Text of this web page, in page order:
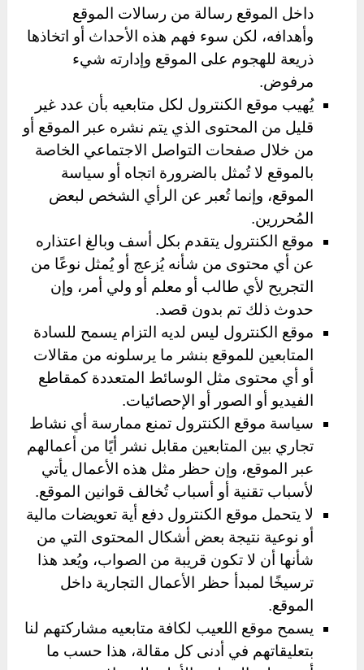
داخل الموقع رسالة من رسالات الموقع
وأهدافه، لكن سوء فهم هذه الأحداث أو اتخاذها
ذريعة للهجوم على الموقع وإدارته شيء
مرفوض.
يُهيب موقع الكنترول لكل متابعيه بأن عدد غير
قليل من المحتوى الذي يتم نشره عبر الموقع أو
من خلال صفحات التواصل الاجتماعي الخاصة
بالموقع لا تُمثل بالضرورة اتجاه أو سياسة
الموقع، وإنما تُعبر عن الرأي الشخص لبعض
المُحررين.
موقع الكنترول يتقدم بكل أسف وبالغ اعتذاره
عن أي محتوى من شأنه يُزعج أو يُمثل نوعًا من
التجريح لأي طالب أو معلم أو ولي أمر، وإن
حدوث ذلك تم بدون قصد.
موقع الكنترول ليس لديه التزام يسمح للسادة
المتابعين للموقع بنشر ما يرسلونه من مقالات
أو أي محتوى مثل الوسائط المتعددة كمقاطع
الفيديو أو الصور أو الإحصائيات.
سياسة موقع الكنترول تمنع ممارسة أي نشاط
تجاري بين المتابعين مقابل نشر أيًا من أعمالهم
عبر الموقع، وإن حظر مثل هذه الأعمال يأتي
لأسباب تقنية أو أسباب تُخالف قوانين الموقع.
لا يتحمل موقع الكنترول دفع أية تعويضات مالية
أو نوعية نتيجة بعض أشكال المحتوى التي من
شأنها أن لا تكون قريبة من الصواب، ويُعد هذا
ترسيخًا لمبدأ حظر الأعمال التجارية داخل
الموقع.
يسمح موقع اللعيب لكافة متابعيه مشاركتهم لنا
بتعليقاتهم في أدنى كل مقالة، هذا حسب ما